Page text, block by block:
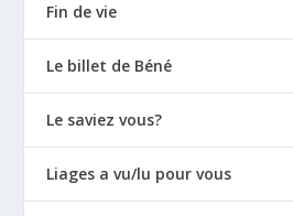
Fin de vie
Le billet de Béné
Le saviez vous?
Liages a vu/lu pour vous